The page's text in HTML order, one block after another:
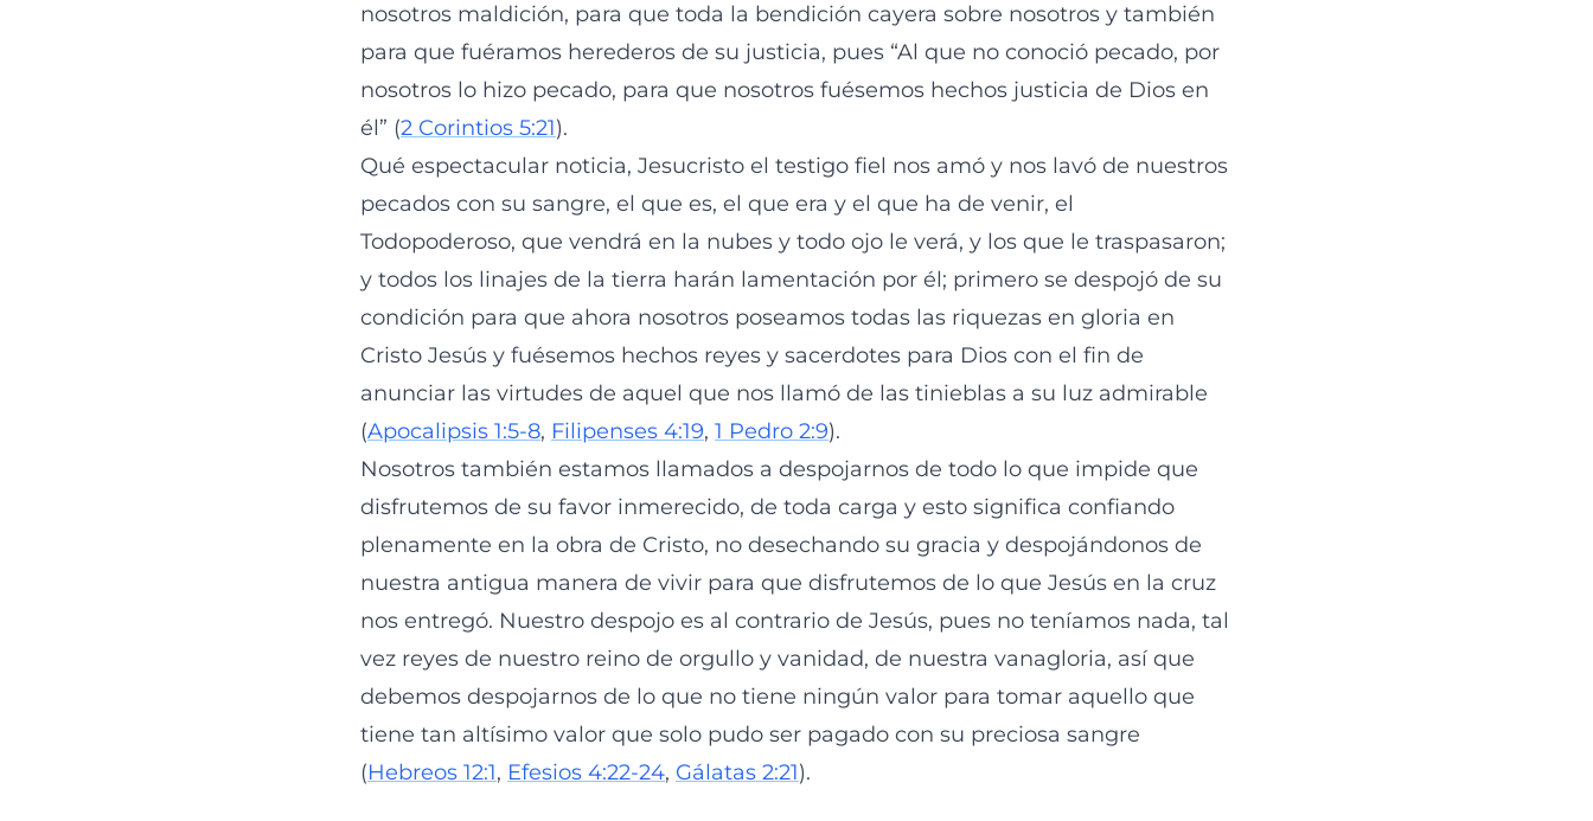
nosotros maldición, para que toda la bendición cayera sobre nosotros y también
para que fuéramos herederos de su justicia, pues “Al que no conoció pecado, por
nosotros lo hizo pecado, para que nosotros fuésemos hechos justicia de Dios en
él” (2 Corintios 5:21).
Qué espectacular noticia, Jesucristo el testigo fiel nos amó y nos lavó de nuestros
pecados con su sangre, el que es, el que era y el que ha de venir, el
Todopoderoso, que vendrá en la nubes y todo ojo le verá, y los que le traspasaron;
y todos los linajes de la tierra harán lamentación por él; primero se despojó de su
condición para que ahora nosotros poseamos todas las riquezas en gloria en
Cristo Jesús y fuésemos hechos reyes y sacerdotes para Dios con el fin de
anunciar las virtudes de aquel que nos llamó de las tinieblas a su luz admirable
(Apocalipsis 1:5-8, Filipenses 4:19, 1 Pedro 2:9).
Nosotros también estamos llamados a despojarnos de todo lo que impide que
disfrutemos de su favor inmerecido, de toda carga y esto significa confiando
plenamente en la obra de Cristo, no desechando su gracia y despojándonos de
nuestra antigua manera de vivir para que disfrutemos de lo que Jesús en la cruz
nos entregó. Nuestro despojo es al contrario de Jesús, pues no teníamos nada, tal
vez reyes de nuestro reino de orgullo y vanidad, de nuestra vanagloria, así que
debemos despojarnos de lo que no tiene ningún valor para tomar aquello que
tiene tan altísimo valor que solo pudo ser pagado con su preciosa sangre
(Hebreos 12:1, Efesios 4:22-24, Gálatas 2:21).